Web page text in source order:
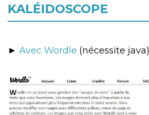
KALÉIDOSCOPE
► Avec Wordle (nécessite java)